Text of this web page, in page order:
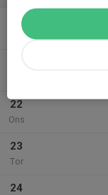
20
Mån
22
Ons
23
Tor
24